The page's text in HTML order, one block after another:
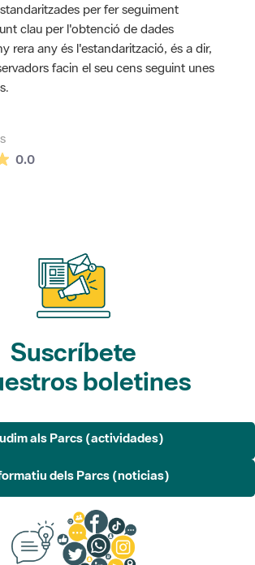
per fer seguiment
clau per l'obtenció de dades
rera any és l'estandarització, és a dir,
facin el seu cens seguint unes
0.0La valoración media es de 0 estrellas de
Suscríbete
boletines
als Parcs (actividades)
dels Parcs (noticias)